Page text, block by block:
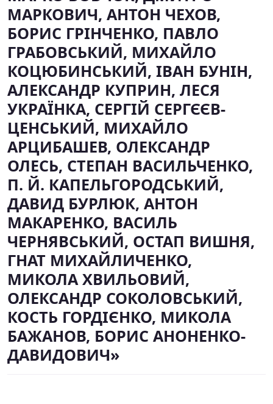
МАРКОВИЧ, АНТОН ЧЕХОВ,
БОРИС ГРІНЧЕНКО, ПАВЛО
ГРАБОВСЬКИЙ, МИХАЙЛО
КОЦЮБИНСЬКИЙ, ІВАН БУНІН,
АЛЕКСАНДР КУПРИН, ЛЕСЯ
УКРАЇНКА, СЕРГІЙ СЕРГЄЄВ-
ЦЕНСЬКИЙ, МИХАЙЛО
АРЦИБАШЕВ, ОЛЕКСАНДР
ОЛЕСЬ, СТЕПАН ВАСИЛЬЧЕНКО,
П. Й. КАПЕЛЬГОРОДСЬКИЙ,
ДАВИД БУРЛЮК, АНТОН
МАКАРЕНКО, ВАСИЛЬ
ЧЕРНЯВСЬКИЙ, ОСТАП ВИШНЯ,
ГНАТ МИХАЙЛИЧЕНКО,
МИКОЛА ХВИЛЬОВИЙ,
ОЛЕКСАНДР СОКОЛОВСЬКИЙ,
КОСТЬ ГОРДІЄНКО, МИКОЛА
БАЖАНОВ, БОРИС АНОНЕНКО-
ДАВИДОВИЧ»